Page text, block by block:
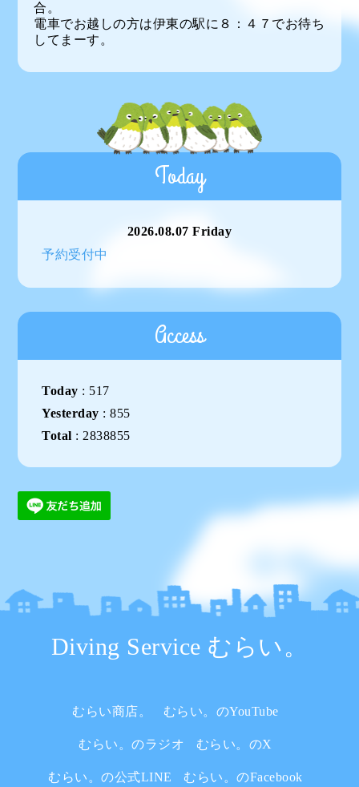
合。
電車でお越しの方は伊東の駅に８：４７でお待ち
してまーす。
Today
2026.08.07 Friday
予約受付中
Access
Today : 517
Yesterday :855
Total : 2838855
Diving Service むらい。
むらい商店。 むらい。のYouTube
むらい。のラジオ むらい。のX
むらい。の公式LINE むらい。のFacebook